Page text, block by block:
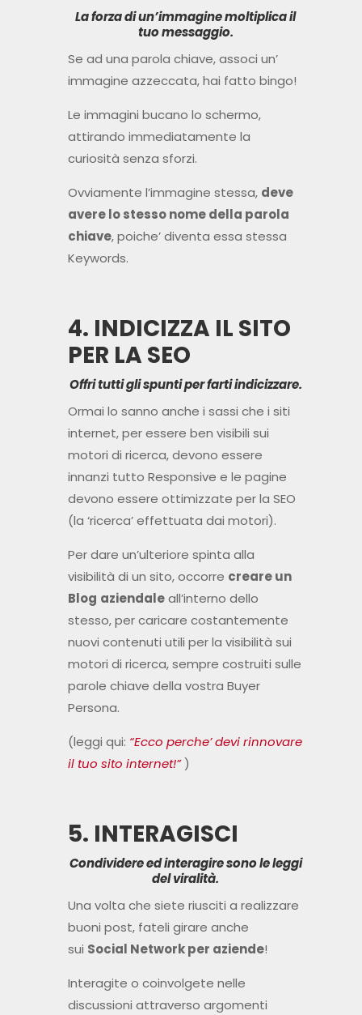
La forza di un’immagine moltiplica il
tuo messaggio.
Se ad una parola chiave, associ un’
immagine azzeccata, hai fatto bingo!
Le immagini bucano lo schermo,
attirando immediatamente la
curiosità senza sforzi.
Ovviamente l’immagine stessa, deve
avere lo stesso nome della parola
chiave, poiche’ diventa essa stessa
Keywords.
4. INDICIZZA IL SITO
PER LA SEO
Offri tutti gli spunti per farti indicizzare.
Ormai lo sanno anche i sassi che i siti
internet, per essere ben visibili sui
motori di ricerca, devono essere
innanzi tutto Responsive e le pagine
devono essere ottimizzate per la SEO
(la ‘ricerca’ effettuata dai motori).
Per dare un’ulteriore spinta alla
visibilità di un sito, occorre creare un
Blog aziendaleall’interno dello
stesso, per caricare costantemente
nuovi contenuti utili per la visibilità sui
motori di ricerca, sempre costruiti sulle
parole chiave della vostra Buyer
Persona.
(leggi qui: “Ecco perche’ devi rinnovare
il tuo sito internet!”)
5. INTERAGISCI
Condividere ed interagire sono le leggi
del viralità.
Una volta che siete riusciti a realizzare
buoni post, fateli girare anche
sui Social Network per aziende!
Interagite o coinvolgete nelle
discussioni attraverso argomenti